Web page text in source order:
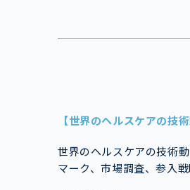
【世界のヘルスケアの技
世界のヘルスケアの技術
マーク、市場調査、参入